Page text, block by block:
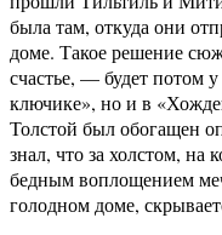
была там, откуда они
доме. Такое решение
счастье, — будет потом
ключике», но и в
Толстой был обогащен
знал, что за холстом, на
бедным воплощением
голодном доме,